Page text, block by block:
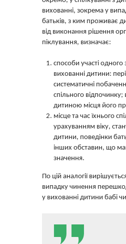
вихованні, зокрема у
батьків, з ким проживає
від виконання рішення
піклування, визначає:
способи участі одного
вихованні дитини:
систематичні
спільного відпочинку;
дитиною місця його
місце та час їхнього
урахуванням віку,
дитини, поведінки
інших обставин, що
значення.
По цій аналогії
випадку чинення
у вихованні дитини бабі